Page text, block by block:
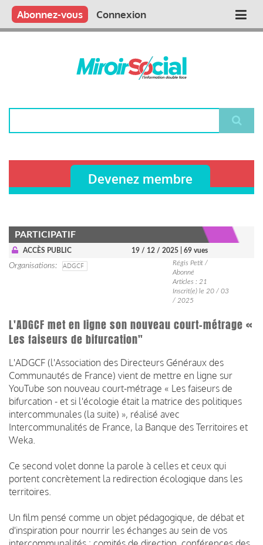
Aller
contenu
Main
Qui sommes nous ?
Vous publiez
Nous publions
Contactez-nous
Abonnez-vous Connexion
Devenez membre
PARTICIPATIF
ACCÈS PUBLIC 19 / 12 / 2025 | 69 vues
Organisations ADGCF
Régis Petit /
Abonné
Articles : 21
Inscrit(e) le 20 / 03
/ 2025
L'ADGCF met en ligne son nouveau court-métrage «
Les faiseurs de bifurcation"
L'ADGCF (l'Association des Directeurs Généraux des
Communautés de France) vient de mettre en ligne sur
YouTube son nouveau court-métrage « Les faiseurs de
bifurcation - et si l'écologie était la matrice des politiques
intercommunales (la suite) », réalisé avec
Intercommunalités de France, la Banque des Territoires et
Weka.
Ce second volet donne la parole à celles et ceux qui
portent concrètement la redirection écologique dans les
territoires.
Un film pensé comme un objet pédagogique, de débat et
d'inspiration pour nourrir les échanges au sein de vos